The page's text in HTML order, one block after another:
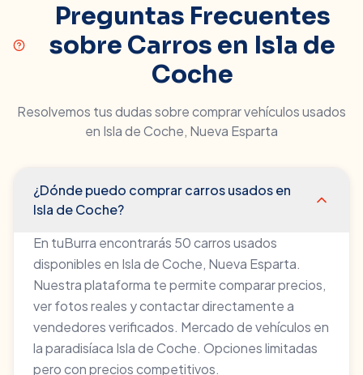
Preguntas Frecuentes
sobre Carros en Isla de
Coche
Resolvemos tus dudas sobre comprar vehículos usados
en Isla de Coche, Nueva Esparta
¿Dónde puedo comprar carros usados en
Isla de Coche?
En tuBurra encontrarás 50 carros usados
disponibles en Isla de Coche, Nueva Esparta.
Nuestra plataforma te permite comparar precios,
ver fotos reales y contactar directamente a
vendedores verificados. Mercado de vehículos en
la paradisíaca Isla de Coche. Opciones limitadas
pero con precios competitivos.